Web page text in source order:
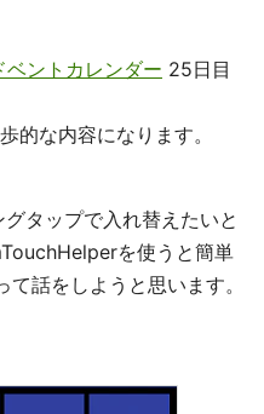
ントカレンダー 25日目
的な内容になります。
タップで入れ替えたいと
を使うと簡単
話をしようと思います。